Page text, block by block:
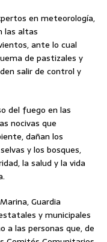
en meteorología,
las altas
ante lo cual
de pastizales y
salir de control y
del fuego en las
nocivas que
dañan los
y los bosques,
la salud y la vida
Guardia
y municipales
a las personas que, de